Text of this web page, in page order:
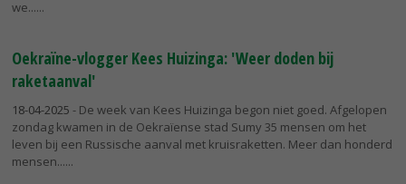
we...
Oekraïne-vlogger Kees Huizinga: 'Weer doden bij
raketaanval'
18-04-2025 - De week van Kees Huizinga begon niet goed. Afgelopen
zondag kwamen in de Oekraïense stad Sumy 35 mensen om het
leven bij een Russische aanval met kruisraketten. Meer dan honderd
mensen...